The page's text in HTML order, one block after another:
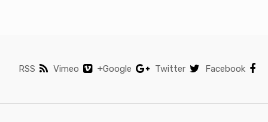
Facebook
Twitter
Google+
Vimeo
RSS